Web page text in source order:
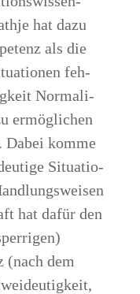
hat dazu
als die
feh­
Nor­ma­li­
ermög­li­chen
Dabei kom­me
Situa­tio­
hat dafür den
dem